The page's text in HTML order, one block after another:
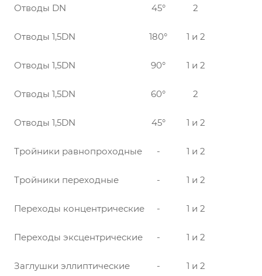
Отводы DN 45° 2
Отводы 1,5DN 180° 1 и 2
Отводы 1,5DN 90° 1 и 2
Отводы 1,5DN 60° 2
Отводы 1,5DN 45° 1 и 2
Тройники равнопроходные - 1 и 2
Тройники переходные - 1 и 2
Переходы концентрические - 1 и 2
Переходы эксцентрические - 1 и 2
Заглушки эллиптические - 1 и 2